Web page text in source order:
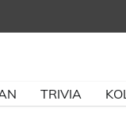
TRIVIA